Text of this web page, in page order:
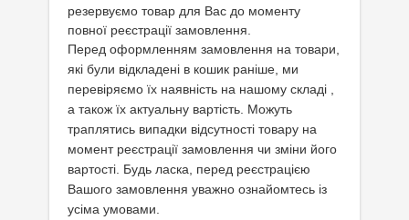
резервуємо товар для Вас до моменту
повної реєстрації замовлення.
Перед оформленням замовлення на товари,
які були відкладені в кошик раніше, ми
перевіряємо їх наявність на нашому складі ,
а також їх актуальну вартість. Можуть
траплятись випадки відсутності товару на
момент реєстрації замовлення чи зміни його
вартості. Будь ласка, перед реєстрацією
Вашого замовлення уважно ознайомтесь із
усіма умовами.